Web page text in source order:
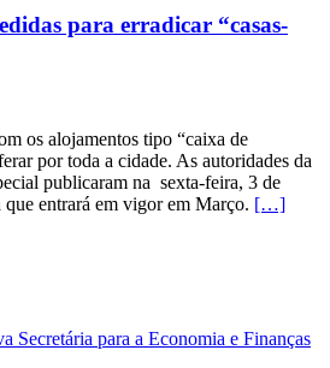
para erradicar “casas-
os alojamentos tipo “caixa de
por toda a cidade. As autoridades da
publicaram na sexta-feira, 3 de
entrará em vigor em Março. […]
Secretária para a Economia e Finanças